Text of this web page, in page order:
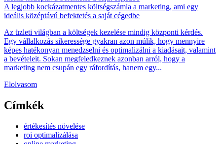
A legjobb kockázatmentes költségszámla a marketing, ami egy
ideális középtávú befektetés a saját cégedbe
Az üzleti világban a költségek kezelése mindig központi kérdés.
Egy vállalkozás sikeressége gyakran azon múlik, hogy mennyire
képes hatékonyan menedzselni és optimalizálni a kiadásait, valamint
a bevételeit. Sokan megfeledkeznek azonban arról, hogy a
marketing nem csupán egy ráfordítás, hanem egy...
Elolvasom
Címkék
értékesítés növelése
roi optimalizálása